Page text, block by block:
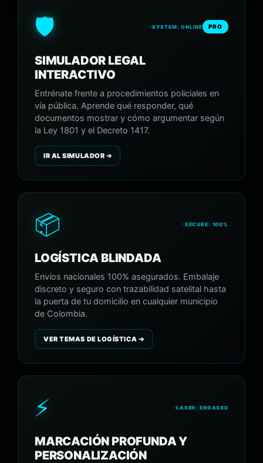
🛡️ SYSTEM: ONLINE PRO
SIMULADOR LEGAL
INTERACTIVO
Entrénate frente a procedimientos policiales en
vía pública. Aprende qué responder, qué
documentos mostrar y cómo argumentar según
la Ley 1801 y el Decreto 1417.
IR AL SIMULADOR ➔
📦 SECURE: 100%
LOGÍSTICA BLINDADA
Envíos nacionales 100% asegurados. Embalaje
discreto y seguro con trazabilidad satelital hasta
la puerta de tu domicilio en cualquier municipio
de Colombia.
VER TEMAS DE LOGÍSTICA ➔
⚡ LASER: ENGAGED
MARCACIÓN PROFUNDA Y
PERSONALIZACIÓN